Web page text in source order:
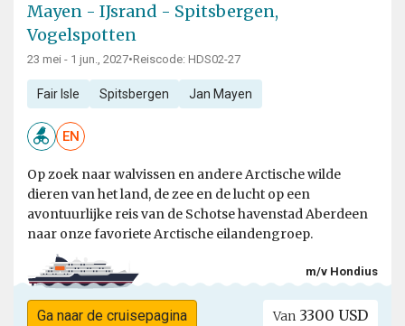
Mayen - IJsrand - Spitsbergen,
Vogelspotten
23 mei - 1 jun., 2027•Reiscode: HDS02-27
Fair Isle Spitsbergen Jan Mayen
EN
Op zoek naar walvissen en andere Arctische wilde
dieren van het land, de zee en de lucht op een
avontuurlijke reis van de Schotse havenstad Aberdeen
naar onze favoriete Arctische eilandengroep.
m/v Hondius
Ga naar de cruisepagina Van 3300 USD